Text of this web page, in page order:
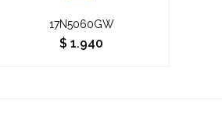
17N5060GW
$ 1.940